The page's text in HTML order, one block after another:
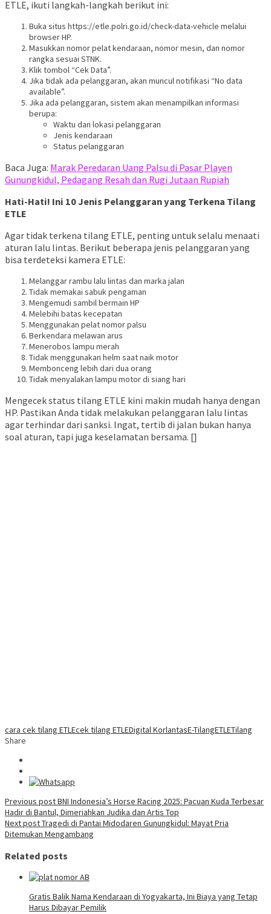
ETLE, ikuti langkah-langkah berikut ini:
Buka situs https://etle.polri.go.id/check-data-vehicle melalui
browser HP.
Masukkan nomor pelat kendaraan, nomor mesin, dan nomor
rangka sesuai STNK.
Klik tombol “Cek Data”.
Jika tidak ada pelanggaran, akan muncul notifikasi “No data
available”.
Jika ada pelanggaran, sistem akan menampilkan informasi
berupa:
Waktu dan lokasi pelanggaran
Jenis kendaraan
Status pelanggaran
Baca Juga: Marak Peredaran Uang Palsu di Pasar Playen
Gunungkidul, Pedagang Resah dan Rugi Jutaan Rupiah
Hati-Hati! Ini 10 Jenis Pelanggaran yang Terkena Tilang
ETLE
Agar tidak terkena tilang ETLE, penting untuk selalu menaati
aturan lalu lintas. Berikut beberapa jenis pelanggaran yang
bisa terdeteksi kamera ETLE:
Melanggar rambu lalu lintas dan marka jalan
Tidak memakai sabuk pengaman
Mengemudi sambil bermain HP
Melebihi batas kecepatan
Menggunakan pelat nomor palsu
Berkendara melawan arus
Menerobos lampu merah
Tidak menggunakan helm saat naik motor
Membonceng lebih dari dua orang
Tidak menyalakan lampu motor di siang hari
Mengecek status tilang ETLE kini makin mudah hanya dengan
HP. Pastikan Anda tidak melakukan pelanggaran lalu lintas
agar terhindar dari sanksi. Ingat, tertib di jalan bukan hanya
soal aturan, tapi juga keselamatan bersama. []
cara cek tilang ETLEcek tilang ETLEDigital KorlantasE-TilangETLETilang
Share
Post
navigation
Previous postBNI Indonesia’s Horse Racing 2025: Pacuan Kuda Terbesar
Hadir di Bantul, Dimeriahkan Judika dan Artis Top
Next postTragedi di Pantai Midodaren Gunungkidul: Mayat Pria
Ditemukan Mengambang
Related posts
Gratis Balik Nama Kendaraan di Yogyakarta, Ini Biaya yang Tetap
Harus Dibayar Pemilik